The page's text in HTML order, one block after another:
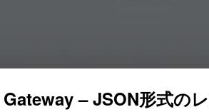
– JSON形式の